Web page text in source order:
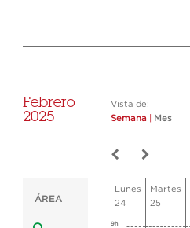
Febrero
2025
Vista de:
Semana
Mes
ÁREA
Lunes
24
Martes
25
9h